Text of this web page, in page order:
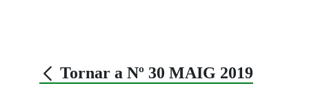
Tornar a Nº 30 MAIG 2019